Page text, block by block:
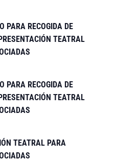
PARA RECOGIDA DE
TEATRAL
PARA RECOGIDA DE
TEATRAL
TEATRAL PARA